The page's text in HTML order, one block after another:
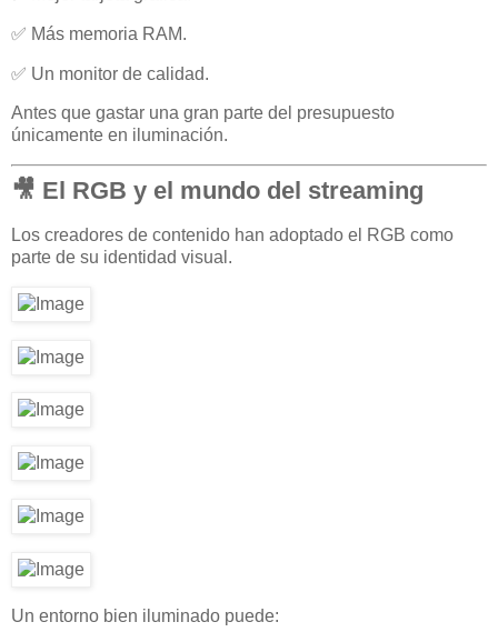
✅ Más memoria RAM.
✅ Un monitor de calidad.
Antes que gastar una gran parte del presupuesto
únicamente en iluminación.
🎥 El RGB y el mundo del streaming
Los creadores de contenido han adoptado el RGB como
parte de su identidad visual.
Un entorno bien iluminado puede: